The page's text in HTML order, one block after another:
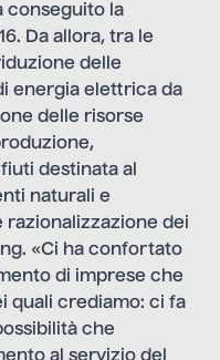
conseguito la
Da allora, tra le
delle
energia elettrica da
delle risorse
destinata al
naturali e
razionalizzazione dei
«Ci ha confortato
di imprese che
quali crediamo: ci fa
che
al servizio del